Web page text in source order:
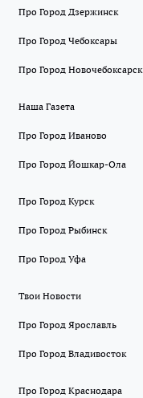
Про Город Дзержинск
Про Город Чебоксары
Про Город Новочебоксарск
Наша Газета
Про Город Иваново
Про Город Йошкар-Ола
Про Город Курск
Про Город Рыбинск
Про Город Уфа
Твои Новости
Про Город Ярославль
Про Город Владивосток
Про Город Краснодара